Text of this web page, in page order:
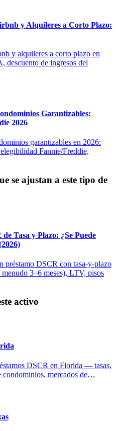
y Alquileres a Corto Plazo:
y alquileres a corto plazo en
descuento de ingresos del
Garantizables:
2026
garantizables en 2026:
Fannie/Freddie,
se ajustan a este tipo de
Tasa y Plazo: ¿Se Puede
préstamo DSCR con tasa-y-plazo
3–6 meses), LTV, pisos
activo
DSCR en Florida — tasas,
condominios, mercados de…